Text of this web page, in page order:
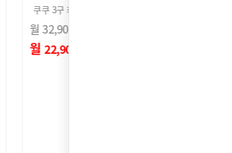
쿠쿠 3구 화이트 셰프스틱 인…
월35,900
월25,900